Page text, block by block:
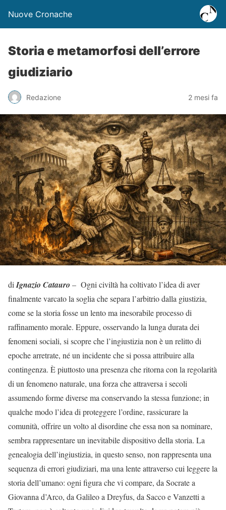
Nuove Cronache
Storia e metamorfosi dell’errore
giudiziario
Redazione 2 mesi fa
di Ignazio Catauro – Ogni civiltà ha coltivato l’idea di aver
finalmente varcato la soglia che separa l’arbitrio dalla giustizia,
come se la storia fosse un lento ma inesorabile processo di
raffinamento morale. Eppure, osservando la lunga durata dei
fenomeni sociali, si scopre che l’ingiustizia non è un relitto di
epoche arretrate, né un incidente che si possa attribuire alla
contingenza. È piuttosto una presenza che ritorna con la regolarità
di un fenomeno naturale, una forza che attraversa i secoli
assumendo forme diverse ma conservando la stessa funzione; in
qualche modo l’idea di proteggere l’ordine, rassicurare la
comunità, offrire un volto al disordine che essa non sa nominare,
sembra rappresentare un inevitabile dispositivo della storia. La
genealogia dell’ingiustizia, in questo senso, non rappresenta una
sequenza di errori giudiziari, ma una lente attraverso cui leggere la
storia dell’umano: ogni figura che vi compare, da Socrate a
Giovanna d’Arco, da Galileo a Dreyfus, da Sacco e Vanzetti a